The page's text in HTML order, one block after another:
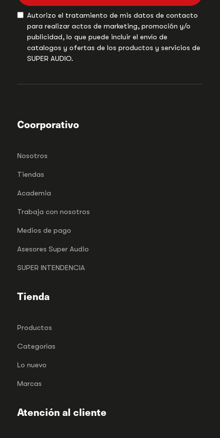
Autorizo el tratamiento de mis datos de contacto
para realizar actos de marketing, promoción y/o
publicidad, lo que puede incluir el envío de
catalogos y ofertas de los productos y servicios de
SUPER AUDIO.
Coorporativo
Nosotros
Tiendas
Academia
Trabaja con nosotros
Medios de pago
Asesores Super Audio
SUPER INTENDENCIA
Tienda
Productos
Categorías
Lo nuevo
Marcas
Atención al cliente